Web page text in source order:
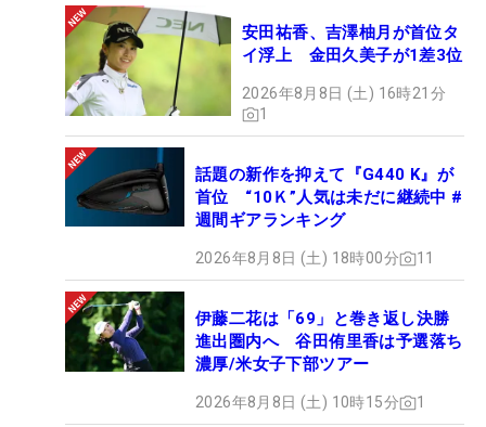
安田祐香、吉澤柚月が首位タ
イ浮上 金田久美子が1差3位
2026年8月8日 (土) 16時21分
1
話題の新作を抑えて『G440 K』が
首位 “10Ｋ”人気は未だに継続中 #
週間ギアランキング
2026年8月8日 (土) 18時00分 11
伊藤二花は「69」と巻き返し決勝
進出圏内へ 谷田侑里香は予選落ち
濃厚/米女子下部ツアー
2026年8月8日 (土) 10時15分 1